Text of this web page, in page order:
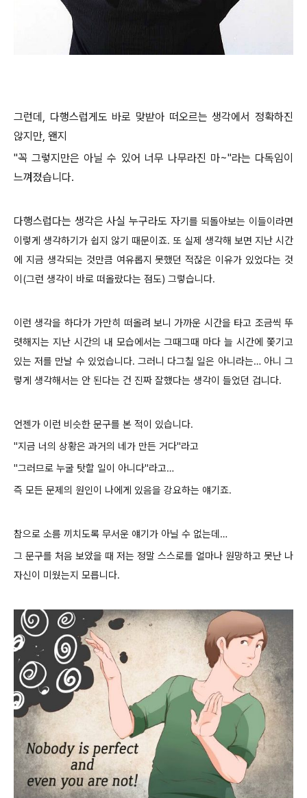
그런데, 다행스럽게도 바로 맞받아 떠오르는 생각에서 정확하진
않지만, 왠지
"꼭 그렇지만은 아닐 수 있어 너무 나무라진 마~"라는 다독임이
느껴졌습니다.
다행스럽다는 생각은 사실 누구라도 자기를 되돌아보는 이들이라면
이렇게 생각하기가 쉽지 않기 때문이죠. 또 실제 생각해 보면 지난 시간
에 지금 생각되는 것만큼 여유롭지 못했던 적잖은 이유가 있었다는 것
이(그런 생각이 바로 떠올랐다는 점도) 그렇습니다.
이런 생각을 하다가 가만히 떠올려 보니 가까운 시간을 타고 조금씩 뚜
렷해지는 지난 시간의 내 모습에서는 그때그때 마다 늘 시간에 쫓기고
있는 저를 만날 수 있었습니다. 그러니 다그칠 일은 아니라는… 아니 그
렇게 생각해서는 안 된다는 건 진짜 잘했다는 생각이 들었던 겁니다.
언젠가 이런 비슷한 문구를 본 적이 있습니다.
"지금 너의 상황은 과거의 네가 만든 거다"라고
"그러므로 누굴 탓할 일이 아니다"라고…
즉 모든 문제의 원인이 나에게 있음을 강요하는 얘기죠.
참으로 소름 끼치도록 무서운 얘기가 아닐 수 없는데…
그 문구를 처음 보았을 때 저는 정말 스스로를 얼마나 원망하고 못난 나
자신이 미웠는지 모릅니다.